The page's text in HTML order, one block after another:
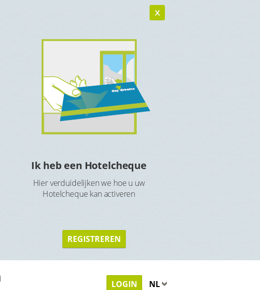
Ik heb een Hotelcheque
Hier verduidelijken we hoe u uw
Hotelcheque kan activeren
REGISTREREN
LOGIN NL